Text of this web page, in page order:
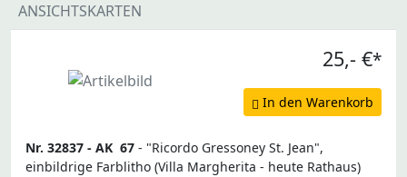
ANSICHTSKARTEN
25,- €*
In den Warenkorb
Nr. 32837 - AK 67 - "Ricordo Gressoney St. Jean",
einbildrige Farblitho (Villa Margherita - heute Rathaus)